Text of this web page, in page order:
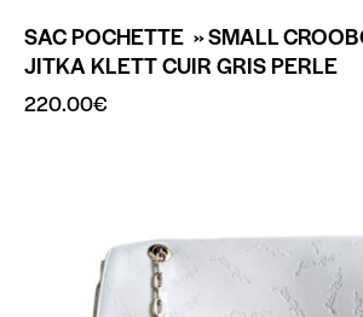
SAC POCHETTE » SMALL
JITKA KLETT CUIR GRIS PERLE
220.00€